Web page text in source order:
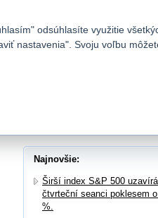
Najnovšie:
Širší index S&P 500 uzavírá
čtvrteční seanci poklesem
%.
odsúhlasíte využitie
nastavenia". Svoju voľbu